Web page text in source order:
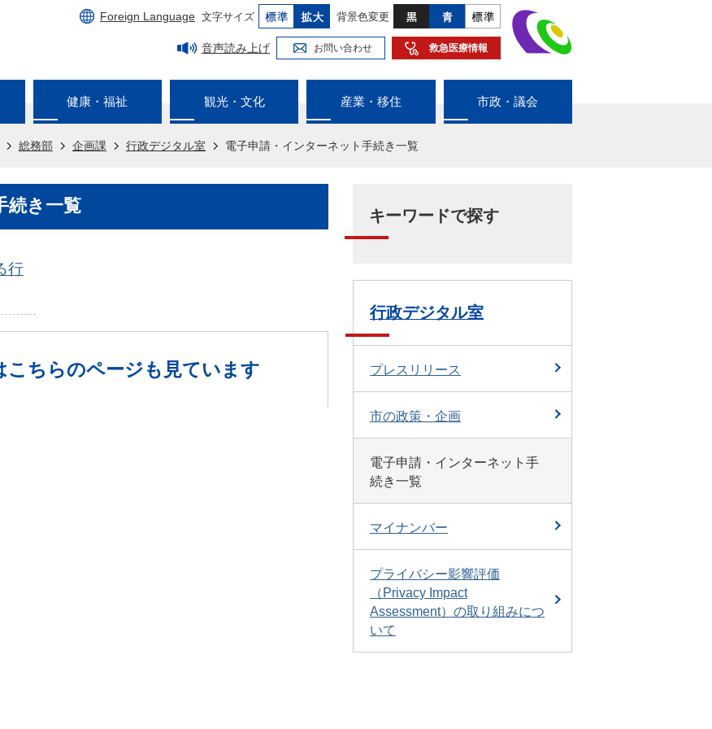
Foreign Language 文字サイズ 背景色変更
音声読み上げ お問い合わせ 救急医療情報
健康・福祉 観光・文化 産業・移住 市政・議会
総務部 企画課 行政デジタル室 電子申請・インターネット手続き一覧
続き一覧
行
こちらのページも見ています
キーワードで探す
行政デジタル室
プレスリリース
市の政策・企画
電子申請・インターネット手
続き一覧
マイナンバー
プライバシー影響評価
（Privacy Impact
Assessment）の取り組みにつ
いて